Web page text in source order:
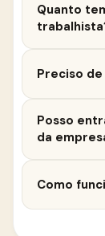
Quanto
caso.
Preciso
Posso
da
de até 2
Como